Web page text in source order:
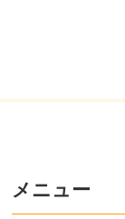
メニュー